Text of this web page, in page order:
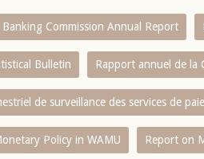
Banking Commission Annual Report
Bulletin Rapport annuel de la
de surveillance des services de
Policy in WAMU Report on